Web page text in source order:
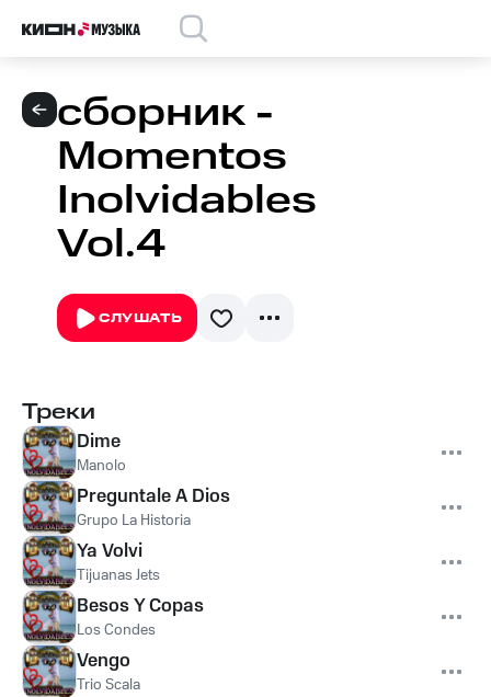
сборник -
Momentos
Inolvidables
Vol.4
СЛУШАТЬ
Треки
Dime
Manolo
Preguntale A Dios
Grupo La Historia
Ya Volvi
Tijuanas Jets
Besos Y Copas
Los Condes
Vengo
Trio Scala